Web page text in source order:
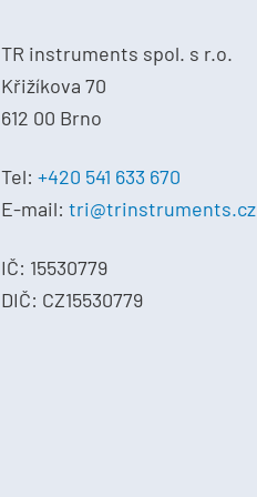
TR instruments spol. s r.o.
Křižíkova 70
612 00 Brno
Tel: +420 541 633 670
E-mail: tri@trinstruments.cz
IČ: 15530779
DIČ: CZ15530779